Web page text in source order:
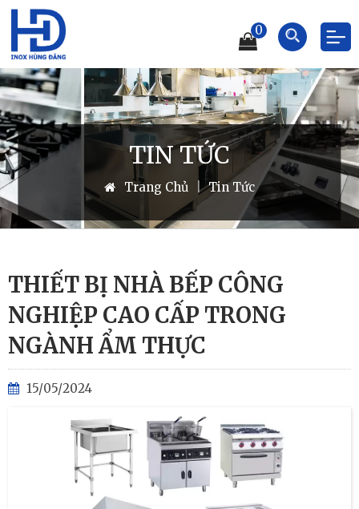
0
TIN TỨC
Trang Chủ | Tin Tức
THIẾT BỊ NHÀ BẾP CÔNG
NGHIỆP CAO CẤP TRONG
NGÀNH ẨM THỰC
15/05/2024